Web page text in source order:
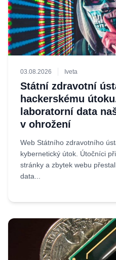
03.08.2026 Iveta
Státní zdravotní
hackerskému
laboratorní data
v ohrožení
Web Státního zdravotního
kybernetický útok. Útočníci
stránky a zbytek webu
data...